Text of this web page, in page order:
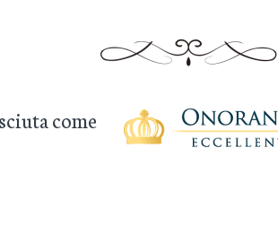
come